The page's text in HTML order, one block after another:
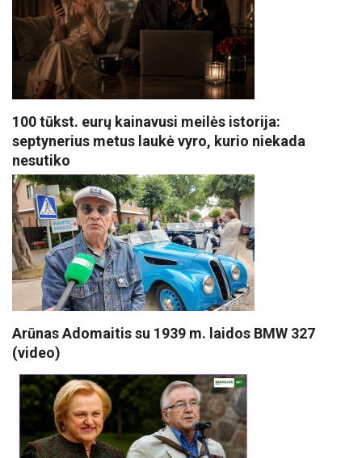
100 tūkst. eurų kainavusi meilės istorija:
septynerius metus laukė vyro, kurio niekada
nesutiko
Arūnas Adomaitis su 1939 m. laidos BMW 327
(video)